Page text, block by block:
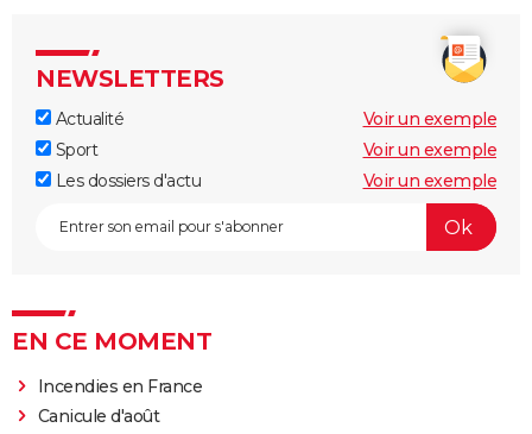
NEWSLETTERS
Actualité
Voir un exemple
Sport
Voir un exemple
Les dossiers d'actu
Voir un exemple
EN CE MOMENT
Incendies en France
Canicule d'août